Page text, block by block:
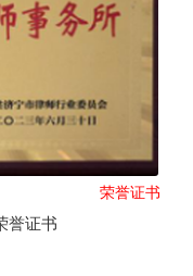
荣誉证书
誉证书